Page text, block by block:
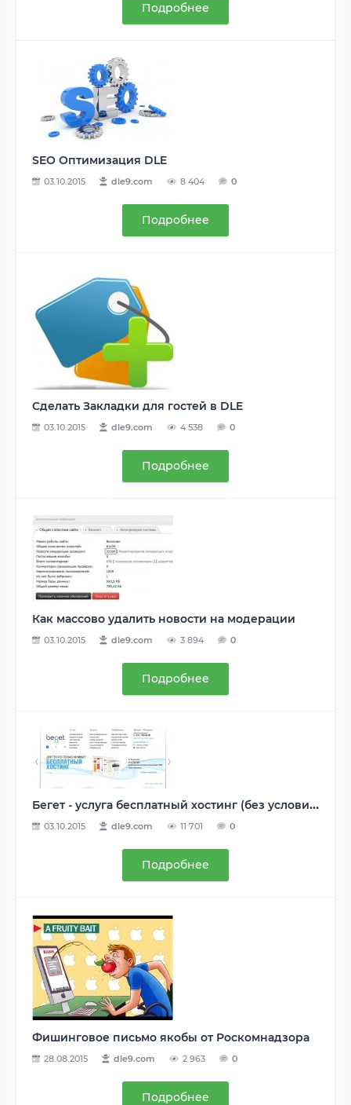
Подробнее
SEO Оптимизация DLE
03.10.2015 dle9.com 8 404 0
Подробнее
Сделать Закладки для гостей в DLE
03.10.2015 dle9.com 4 538 0
Подробнее
Как массово удалить новости на модерации
03.10.2015 dle9.com 3 894 0
Подробнее
Бегет - услуга бесплатный хостинг (без условий)
03.10.2015 dle9.com 11 701 0
Подробнее
Фишинговое письмо якобы от Роскомнадзора
28.08.2015 dle9.com 2 963 0
Подробнее